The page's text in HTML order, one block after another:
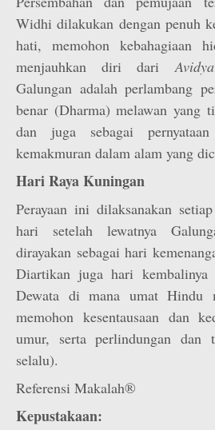
Widhi dilakukan dengan penuh
hati, memohon kebahagiaan
menjauhkan diri dariAvidya
Galungan adalah perlambang
benar (Dharma) melawan yang
dan juga sebagai
kemakmuran dalam alam yang
Hari Raya Kuningan
Perayaan ini dilaksanakan
hari setelah lewatnya
dirayakan sebagai hari
Diartikan juga hari kembalinya
Dewata di mana umat Hindu
memohon kesentausaan dan
umur, serta perlindungan dan
selalu).
Referensi Makalah®
Kepustakaan: